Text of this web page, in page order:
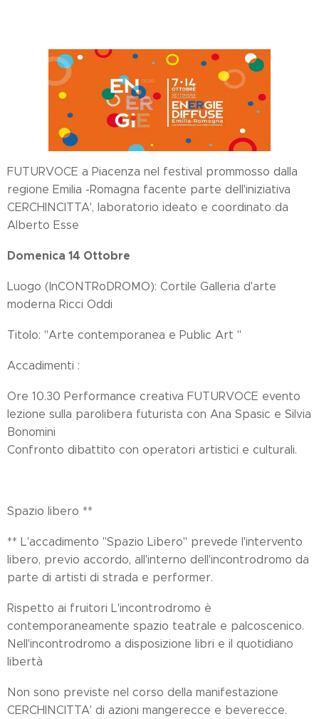
FUTURVOCE a Piacenza nel festival prommosso dalla
regione Emilia -Romagna facente parte dell'iniziativa
CERCHINCITTA', laboratorio ideato e coordinato da
Alberto Esse
Domenica 14 Ottobre
Luogo (InCONTRoDROMO): Cortile Galleria d'arte
moderna Ricci Oddi
Titolo: "Arte contemporanea e Public Art "
Accadimenti :
Ore 10.30 Performance creativa FUTURVOCE evento
lezione sulla parolibera futurista con Ana Spasic e Silvia
Bonomini
Confronto dibattito con operatori artistici e culturali.
Spazio libero **
** L'accadimento "Spazio Libero" prevede l'intervento
libero, previo accordo, all'interno dell'incontrodromo da
parte di artisti di strada e performer.
Rispetto ai fruitori L'incontrodromo è
contemporaneamente spazio teatrale e palcoscenico.
Nell'incontrodromo a disposizione libri e il quotidiano
libertà
Non sono previste nel corso della manifestazione
CERCHINCITTA' di azioni mangerecce e beverecce.